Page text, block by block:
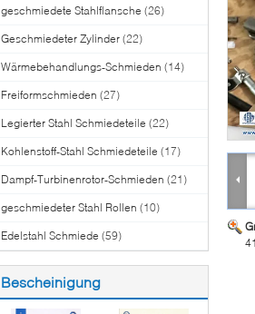
geschmiedete Stahlflansche (26)
Geschmiedeter Zylinder (22)
Wärmebehandlungs-Schmieden (14)
Freiformschmieden (27)
Legierter Stahl Schmiedeteile (22)
Kohlenstoff-Stahl Schmiedeteile (17)
Dampf-Turbinenrotor-Schmieden (21)
geschmiedeter Stahl Rollen (10)
Edelstahl Schmiede (59)
Bescheinigung